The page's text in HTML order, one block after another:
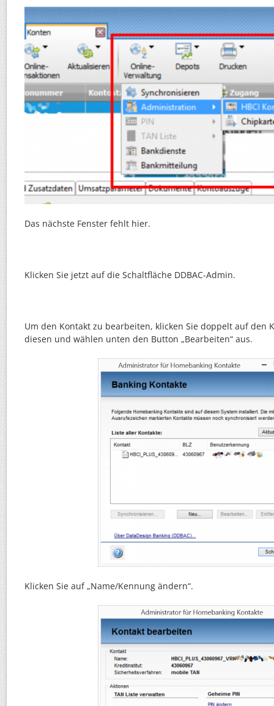
Das nächste Fenster fehlt hier.
Klicken Sie jetzt auf die Schaltfläche DDBAC-Admin.
Um den Kontakt zu bearbeiten, klicken Sie doppelt auf den
diesen und wählen unten den Button „Bearbeiten“ aus.
Klicken Sie auf „Name/Kennung ändern“.